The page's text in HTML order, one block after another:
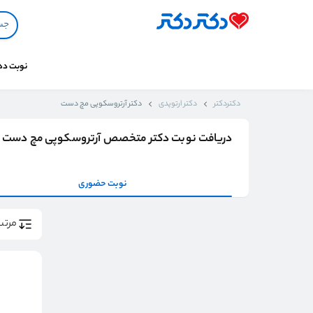
نوبت
دکتردکتر دکتر ارتوپدی دکتر آرتروسکوپی مچ دست
دریافت نوبت دکتر متخصص آرتروسکوپی مچ دست
نوبت حضوری